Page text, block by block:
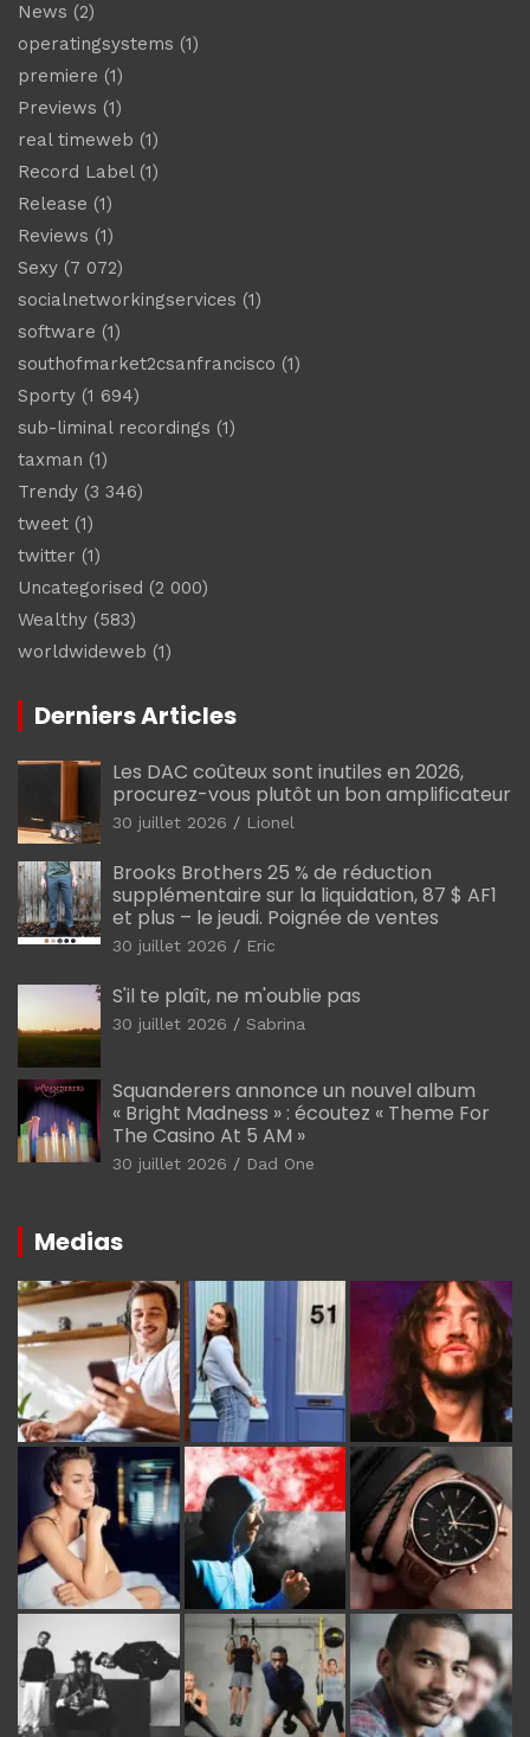
News (2)
operatingsystems (1)
premiere (1)
Previews (1)
real timeweb (1)
Record Label(1)
Release (1)
Reviews (1)
Sexy (7 072)
socialnetworkingservices (1)
software (1)
southofmarket2csanfrancisco (1)
Sporty (1 694)
sub-liminal recordings (1)
taxman (1)
Trendy (3 346)
tweet (1)
twitter (1)
Uncategorised (2 000)
Wealthy (583)
worldwideweb (1)
Derniers Articles
Les DAC coûteux sont inutiles en 2026,
procurez-vous plutôt un bon amplificateur
30 juillet 2026 Lionel
Brooks Brothers 25 % de réduction
supplémentaire sur la liquidation, 87 $ AF1
et plus – le jeudi. Poignée de ventes
30 juillet 2026 Eric
S'il te plaît, ne m'oublie pas
30 juillet 2026 Sabrina
Squanderers annonce un nouvel album
« Bright Madness » : écoutez « Theme For
The Casino At 5 AM »
30 juillet 2026 Dad One
Medias